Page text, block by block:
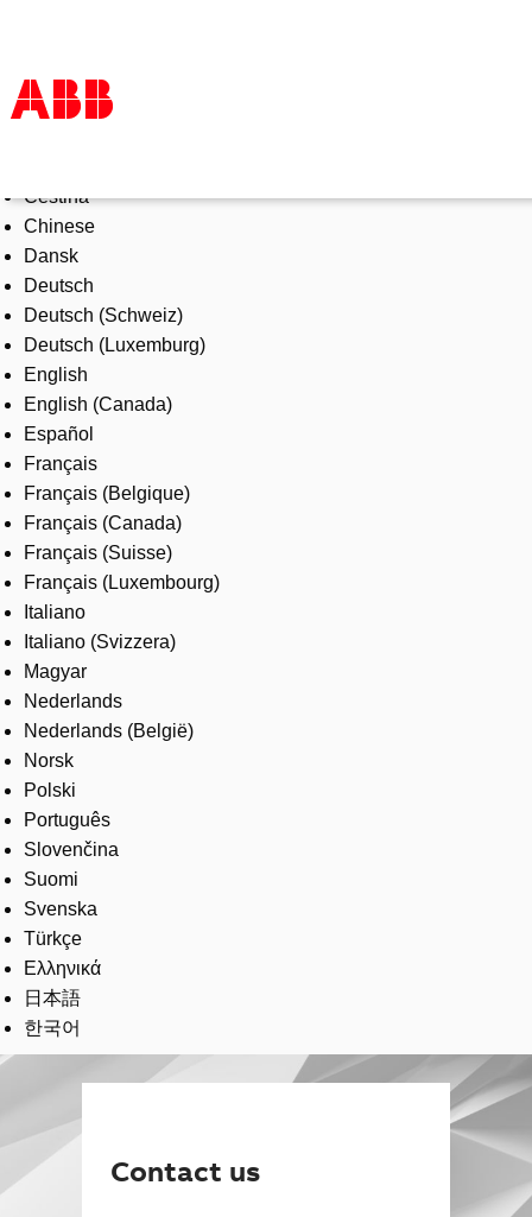
Products & Solutions
Industries
Services
About us
Where to buy
Contact us
Careers
Čeština
Chinese
Dansk
Deutsch
Deutsch (Schweiz)
Deutsch (Luxemburg)
English
English (Canada)
Español
Français
Français (Belgique)
Français (Canada)
Français (Suisse)
Français (Luxembourg)
Italiano
Italiano (Svizzera)
Magyar
Nederlands
Nederlands (België)
Norsk
Polski
Português
Slovenčina
Suomi
Svenska
Türkçe
Ελληνικά
日本語
한국어
Contact us